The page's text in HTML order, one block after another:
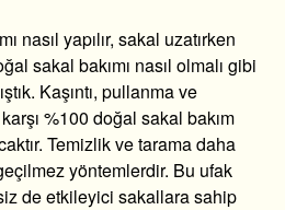
nasıl yapılır, sakal uzatırken
sakal bakımı nasıl olmalı gibi
Kaşıntı, pullanma ve
%100 doğal sakal bakım
Temizlik ve tarama daha
yöntemlerdir. Bu ufak
de etkileyici sakallara sahip